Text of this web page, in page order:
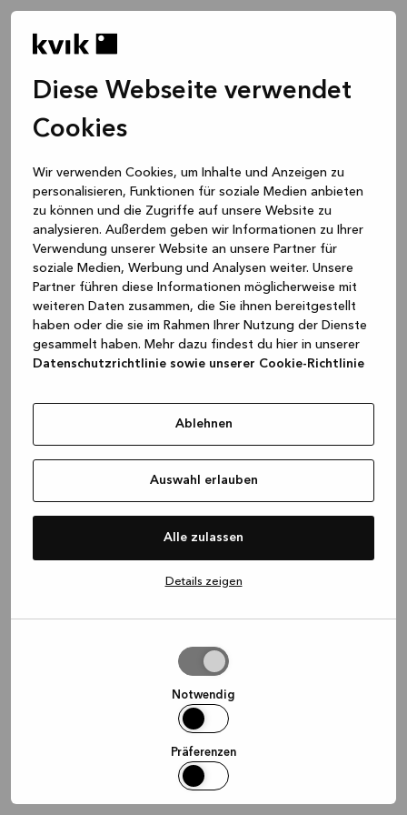
Diese Webseite verwendet
Cookies
Wir verwenden Cookies, um Inhalte und Anzeigen zu
personalisieren, Funktionen für soziale Medien anbieten
zu können und die Zugriffe auf unsere Website zu
analysieren. Außerdem geben wir Informationen zu Ihrer
Verwendung unserer Website an unsere Partner für
soziale Medien, Werbung und Analysen weiter. Unsere
Partner führen diese Informationen möglicherweise mit
weiteren Daten zusammen, die Sie ihnen bereitgestellt
haben oder die sie im Rahmen Ihrer Nutzung der Dienste
gesammelt haben. Mehr dazu findest du hier in unserer
Datenschutzrichtlinie sowie unserer Cookie-Richtlinie
Ablehnen
Auswahl erlauben
Alle zulassen
Details zeigen
Notwendig
Präferenzen
loadingwww.kvik.de (see the browser console for more
information)